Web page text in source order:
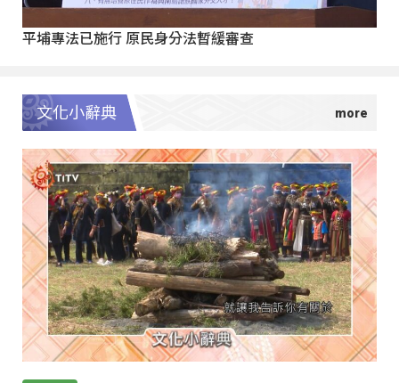
平埔專法已施行 原民身分法暫緩審查
文化小辭典